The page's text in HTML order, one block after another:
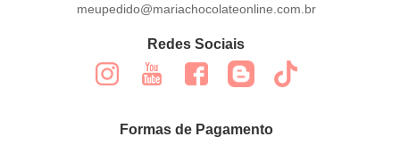
meupedido@mariachocolateonline.com.br
Redes Sociais
Formas de Pagamento